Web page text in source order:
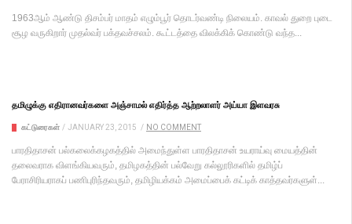
1963ஆம் ஆண்டு திசம்பர் மாதம் எழும்பூர் தொடர்வண்டி நிலையம். காவல் துறை புடை
சூழ வருகிறார் முதல்வர் பக்தவச்சலம். கூட்டத்தை விலக்கிக் கொண்டு வந்த...
தமிழுக்கு எதிரானவர்களை அஞ்சாமல் எதிர்த்த ஆற்றலாளர் அய்யா இளவரசு
கட்டுரைகள் / JANUARY 23, 2015 / NO COMMENT
பாரதிதாசன் பல்கலைக்கழகத்தில் அமைந்துள்ள பாரதிதாசன் உயராய்வு மையத்தின்
தலைவராக விளங்கியவரும், தமிழகத்தின் பல்வேறு கல்லூரிகளில் தமிழ்ப்
பேராசிரியராகப் பணிபுரிந்தவரும், தமிழியக்கம் அமைப்பைக் கட்டிக் காத்தவர்களுள்...